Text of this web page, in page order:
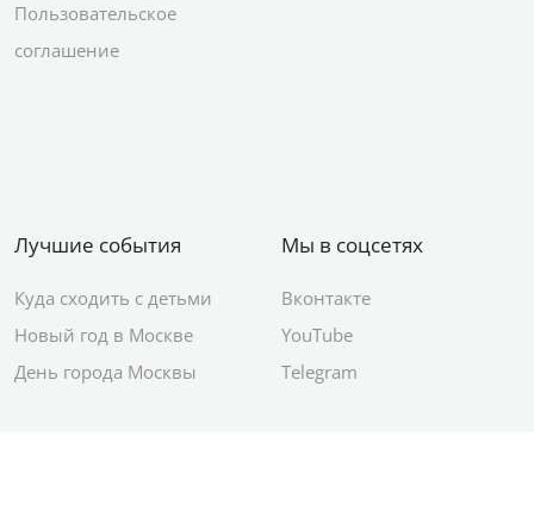
Пользовательское
соглашение
Лучшие события
Куда сходить с детьми
Новый год в Москве
День города Москвы
Мы в соцсетях
Вконтакте
YouTube
Telegram